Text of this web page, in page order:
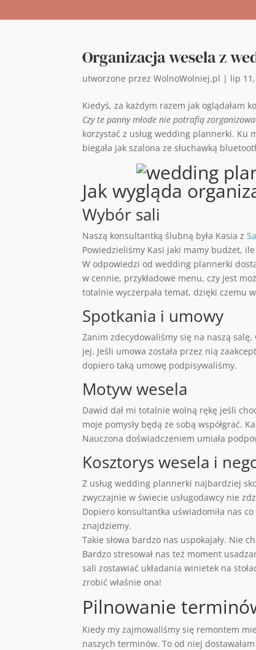
Organizacja wesela z
utworzone przezWolnoWolniej.pl | lip
Kiedyś, za każdym razem jak oglądałam
Czy te panny młode nie potrafią
korzystać z usług wedding plannerki. Ku
biegała jak szalona ze słuchawką
Jak wygląda
Wybór sali
Naszą konsultantką ślubną była Kasia z
Powiedzieliśmy Kasi jaki mamy budżet,
W odpowiedzi od wedding plannerki
w cennie, przykładowe menu, czy jest
totalnie wyczerpała temat, dzięki czemu
Spotkania i umowy
Zanim zdecydowaliśmy się na naszą
jej. Jeśli umowa została przez nią
dopiero taką umowę podpisywaliśmy.
Motyw wesela
Dawid dał mi totalnie wolną rękę jeśli
moje pomysły będą ze sobą współgrać.
Nauczona doświadczeniem umiała
Kosztorys wesela i
Z usług wedding plannerki najbardziej
zwyczajnie w świecie usługodawcy nie
Dopiero konsultantka uświadomiła nas
znajdziemy.
Takie słowa bardzo nas uspokajały. Nie
Bardzo stresował nas też moment
sali zostawiać układania winietek na
zrobić właśnie ona!
Pilnowanie
Kiedy my zajmowaliśmy się remontem
naszych terminów. To od niej